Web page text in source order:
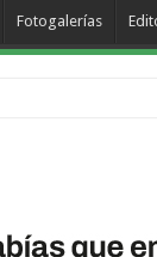
Fotogalerías